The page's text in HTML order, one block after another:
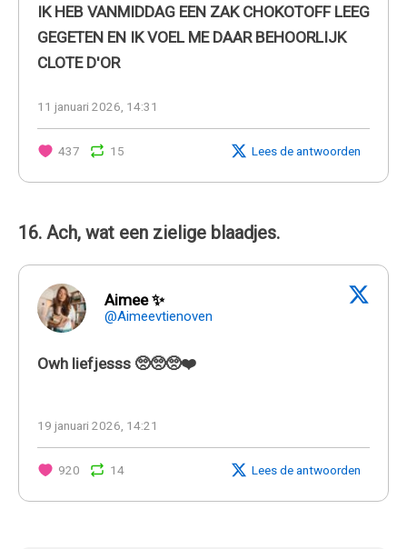
IK HEB VANMIDDAG EEN ZAK CHOKOTOFF LEEG
GEGETEN EN IK VOEL ME DAAR BEHOORLIJK
CLOTE D'OR
11 januari 2026, 14:31
437 15 Lees de antwoorden
16. Ach, wat een zielige blaadjes.
Aimee ✨
@Aimeevtienoven
Owh liefjesss 🥺🥺🥺❤️
19 januari 2026, 14:21
920 14 Lees de antwoorden